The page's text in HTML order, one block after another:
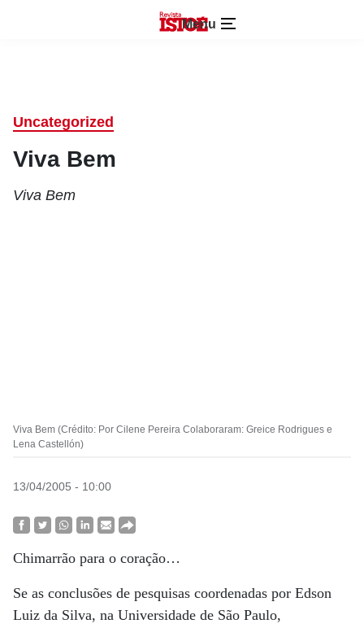
Menu
Uncategorized
Viva Bem
Viva Bem
Viva Bem (Crédito: Por Cilene Pereira Colaboraram: Greice Rodrigues e
Lena Castellón)
13/04/2005 - 10:00
Chimarrão para o coração…
Se as conclusões de pesquisas coordenadas por Edson
Luiz da Silva, na Universidade de São Paulo,